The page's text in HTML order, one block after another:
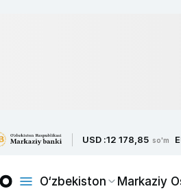
USD :12 178,85 so'm
O‘zbekiston Markaziy